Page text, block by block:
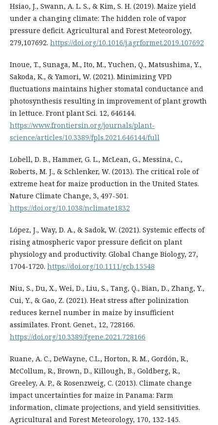
Hsiao, J., Swann, A. L. S., & Kim, S. H. (2019). Maize yield
under a changing climate: The hidden role of vapor
pressure deficit. Agricultural and Forest Meteorology,
279,107692. https://doi.org/10.1016/j.agrformet.2019.107692
Inoue, T., Sunaga, M., Ito, M., Yuchen, Q., Matsushima, Y.,
Sakoda, K., & Yamori, W. (2021). Minimizing VPD
fluctuations maintains higher stomatal conductance and
photosynthesis resulting in improvement of plant growth
in lettuce. Front plant Sci. 12, 646144.
https://www.frontiersin.org/journals/plant-
science/articles/10.3389/fpls.2021.646144/full
Lobell, D. B., Hammer, G. L., McLean, G., Messina, C.,
Roberts, M. J., & Schlenker, W. (2013). The critical role of
extreme heat for maize production in the United States.
Nature Climate Change, 3, 497-501.
https://doi.org/10.1038/nclimate1832
López, J., Way, D. A., & Sadok, W. (2021). Systemic effects of
rising atmospheric vapor pressure deficit on plant
physiology and productivity. Global Change Biology, 27,
1704-1720. https://doi.org/10.1111/gcb.15548
Niu, S., Du, X., Wei, D., Liu, S., Tang, Q., Bian, D., Zhang, Y.,
Cui, Y., & Gao, Z. (2021). Heat stress after polinization
reduces kernel number in maize by insufficient
assimilates. Front. Genet., 12, 728166.
https://doi.org/10.3389/fgene.2021.728166
Ruane, A. C., DeWayne, C.L., Horton, R. M., Gordón, R.,
McCollum, R., Brown, D., Killough, B., Goldberg, R.,
Greeley, A. P., & Rosenzweig, C. (2013). Climate change
impact uncertainties for maize in Panama: Farm
information, climate projections, and yield sensitivities.
Agricultural and Forest Meteorology, 170, 132-145.